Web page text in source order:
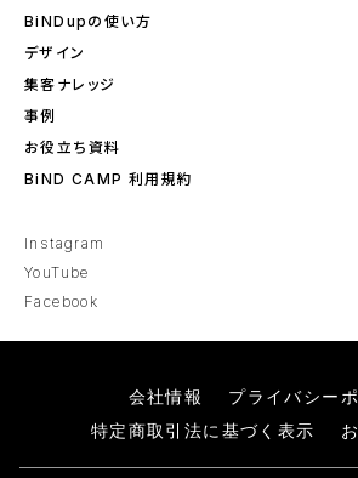
BiNDupの使い方
デザイン
集客ナレッジ
事例
お役立ち資料
BiND CAMP 利用規約
Instagram
YouTube
Facebook
会社情報
プライバシー
特定商取引法に基づく表示